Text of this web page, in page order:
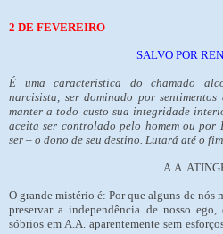
2 DE FEVEREIRO
SALVO POR
É uma característica do chamado
narcisista, ser dominado por
manter a todo custo sua integridade
aceita ser controlado pelo homem ou por
ser – o dono de seu destino. Lutará até o
A.A.
O grande mistério é: Por que alguns de nós
preservar a independência de nosso
sóbrios em A.A. aparentemente sem